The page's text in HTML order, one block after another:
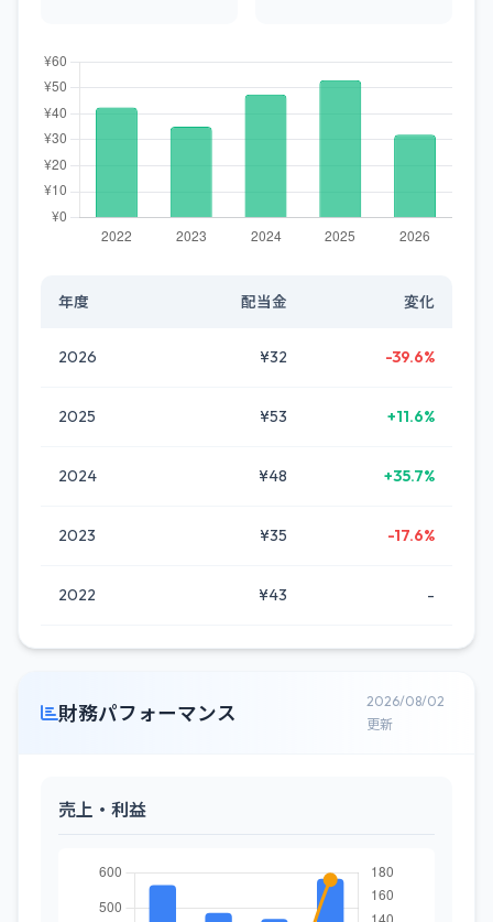
年度 配当金 変化
2026 ¥32 -39.6%
2025 ¥53 +11.6%
2024 ¥48 +35.7%
2023 ¥35 -17.6%
2022 ¥43 -
財務パフォーマンス
2026/08/02
更新
売上・利益